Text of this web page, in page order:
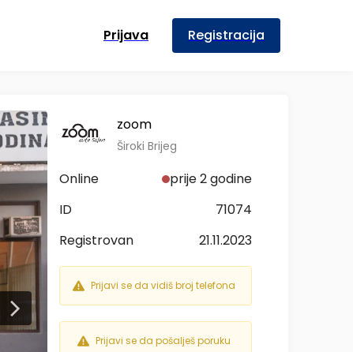
Prijava Registracija
zoom
Široki Brijeg
Online
prije 2 godine
ID
71074
Registrovan
21.11.2023
Prijavi se da vidiš broj telefona
Prijavi se da pošalješ poruku